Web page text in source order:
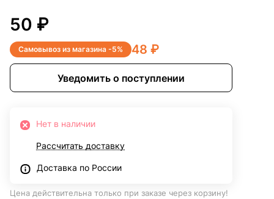
50 ₽
Самовывоз из магазина -5% 48 ₽
Уведомить о поступлении
Нет в наличии
Рассчитать доставку
Доставка по России
Цена действительна только при заказе через корзину!